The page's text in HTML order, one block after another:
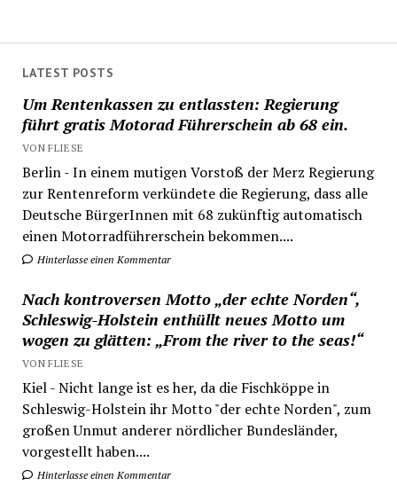
LATEST POSTS
Um Rentenkassen zu entlassten: Regierung
führt gratis Motorad Führerschein ab 68 ein.
VON FLIESE
Berlin - In einem mutigen Vorstoß der Merz Regierung
zur Rentenreform verkündete die Regierung, dass alle
Deutsche BürgerInnen mit 68 zukünftig automatisch
einen Motorradführerschein bekommen....
Hinterlasse einen Kommentar
Nach kontroversen Motto „der echte Norden“,
Schleswig-Holstein enthüllt neues Motto um
wogen zu glätten: „From the river to the seas!“
VON FLIESE
Kiel - Nicht lange ist es her, da die Fischköppe in
Schleswig-Holstein ihr Motto "der echte Norden", zum
großen Unmut anderer nördlicher Bundesländer,
vorgestellt haben....
Hinterlasse einen Kommentar